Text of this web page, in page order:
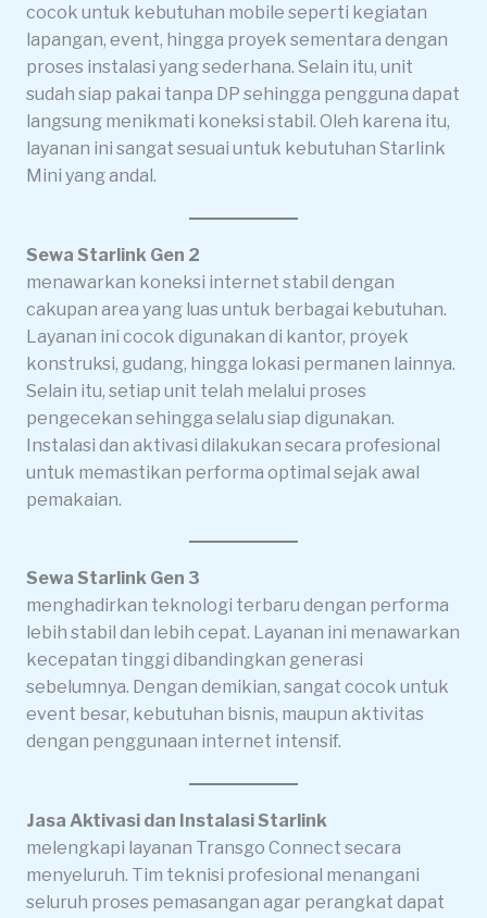
cocok untuk kebutuhan mobile seperti kegiatan
lapangan, event, hingga proyek sementara dengan
proses instalasi yang sederhana. Selain itu, unit
sudah siap pakai tanpa DP sehingga pengguna dapat
langsung menikmati koneksi stabil. Oleh karena itu,
layanan ini sangat sesuai untuk kebutuhan Starlink
Mini yang andal.
Sewa Starlink Gen 2
menawarkan koneksi internet stabil dengan
cakupan area yang luas untuk berbagai kebutuhan.
Layanan ini cocok digunakan di kantor, proyek
konstruksi, gudang, hingga lokasi permanen lainnya.
Selain itu, setiap unit telah melalui proses
pengecekan sehingga selalu siap digunakan.
Instalasi dan aktivasi dilakukan secara profesional
untuk memastikan performa optimal sejak awal
pemakaian.
Sewa Starlink Gen 3
menghadirkan teknologi terbaru dengan performa
lebih stabil dan lebih cepat. Layanan ini menawarkan
kecepatan tinggi dibandingkan generasi
sebelumnya. Dengan demikian, sangat cocok untuk
event besar, kebutuhan bisnis, maupun aktivitas
dengan penggunaan internet intensif.
Jasa Aktivasi dan Instalasi Starlink
melengkapi layanan Transgo Connect secara
menyeluruh. Tim teknisi profesional menangani
seluruh proses pemasangan agar perangkat dapat